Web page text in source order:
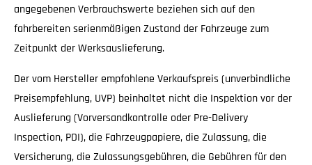
angegebenen Verbrauchswerte beziehen sich auf den
fahrbereiten serienmäßigen Zustand der Fahrzeuge zum
Zeitpunkt der Werksauslieferung.
Der vom Hersteller empfohlene Verkaufspreis (unverbindliche
Preisempfehlung, UVP) beinhaltet nicht die Inspektion vor der
Auslieferung (Vorversandkontrolle oder Pre-Delivery
Inspection, PDI), die Fahrzeugpapiere, die Zulassung, die
Versicherung, die Zulassungsgebühren, die Gebühren für den